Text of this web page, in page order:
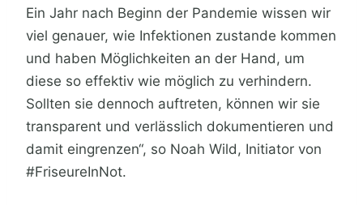
Ein Jahr nach Beginn der Pandemie wissen wir
viel genauer, wie Infektionen zustande kommen
und haben Möglichkeiten an der Hand, um
diese so effektiv wie möglich zu verhindern.
Sollten sie dennoch auftreten, können wir sie
transparent und verlässlich dokumentieren und
damit eingrenzen“, so Noah Wild, Initiator von
#FriseureInNot.